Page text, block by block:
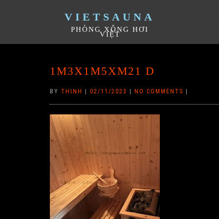
VIETSAUNA
PHÒNG XÔNG HƠI
VIỆT
1M3X1M5XM21 D
BY THINH 02/11/2023 NO COMMENTS